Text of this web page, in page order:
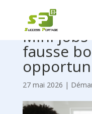
Mini-jobs
fausse
27 mai 2026 |